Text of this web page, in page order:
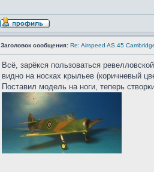
Заголовок сообщения: Re: Airspeed AS.45
Всё, зарёкся пользоваться
видно на носках крыльев (коричневый
Поставил модель на ноги, теперь